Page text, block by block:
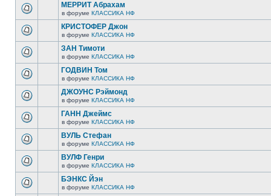
МЕРРИТ Абрахам
в форуме КЛАССИКА НФ
КРИСТОФЕР Джон
в форуме КЛАССИКА НФ
ЗАН Тимоти
в форуме КЛАССИКА НФ
ГОДВИН Том
в форуме КЛАССИКА НФ
ДЖОУНС Рэймонд
в форуме КЛАССИКА НФ
ГАНН Джеймс
в форуме КЛАССИКА НФ
ВУЛЬ Стефан
в форуме КЛАССИКА НФ
ВУЛФ Генри
в форуме КЛАССИКА НФ
БЭНКС Йэн
в форуме КЛАССИКА НФ